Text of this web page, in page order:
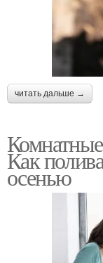
читать дальше →
Как
осенью